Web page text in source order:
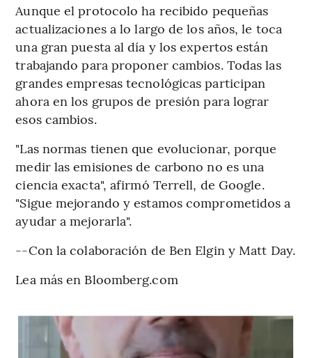
Aunque el protocolo ha recibido pequeñas
actualizaciones a lo largo de los años, le toca
una gran puesta al día y los expertos están
trabajando para proponer cambios. Todas las
grandes empresas tecnológicas participan
ahora en los grupos de presión para lograr
esos cambios.
"Las normas tienen que evolucionar, porque
medir las emisiones de carbono no es una
ciencia exacta", afirmó Terrell, de Google.
"Sigue mejorando y estamos comprometidos a
ayudar a mejorarla".
--Con la colaboración de Ben Elgin y Matt Day.
Lea más en Bloomberg.com